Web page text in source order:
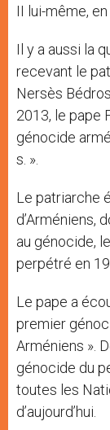
II lui-même,
Il y a aussi la
recevant le
Nersès
2013, le pape
génocide
s. ».
Le patriarche
d’Arméniens,
au génocide,
perpétré en
Le pape a
premier
Arméniens ».
génocide du
toutes les
d’aujourd’hui.